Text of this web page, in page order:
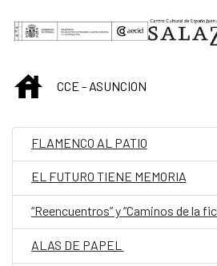
Saltar al contenido principal
INICIOCCE - ASUNCION
FLAMENCO AL PATIO
EL FUTURO TIENE MEMORIA
ALAS DE PAPEL